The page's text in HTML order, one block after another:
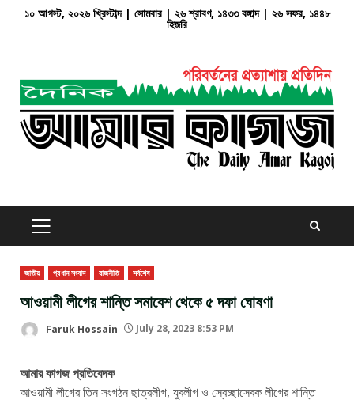
১০ আগস্ট, ২০২৬ খ্রিস্টাব্দ | সোমবার | ২৬ শ্রাবণ, ১৪৩৩ বঙ্গাব্দ | ২৬ সফর, ১৪৪৮
হিজরি
PRIMARY
MENU
জাতীয় প্রধান সংবাদ রাজনীতি সর্বশেষ
আওয়ামী লীগের শান্তি সমাবেশ থেকে ৫ দফা ঘোষণা
Faruk Hossain July 28, 2023 8:53 PM
আমার কাগজ প্রতিবেদক
আওয়ামী লীগের তিন সংগঠন ছাত্রলীগ, যুবলীগ ও স্বেচ্ছাসেবক লীগের শান্তি